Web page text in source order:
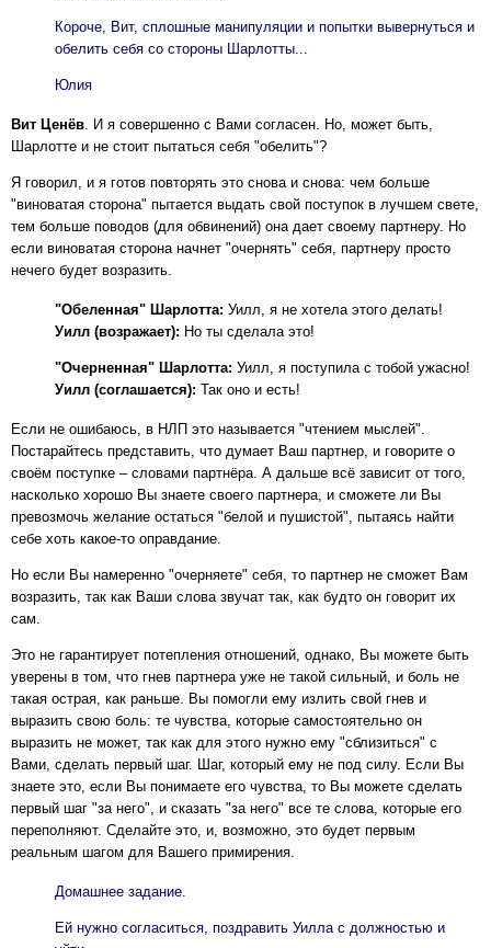
Короче, Вит, сплошные манипуляции и попытки вывернуться и
обелить себя со стороны Шарлотты...
Юлия
Вит Ценёв . И я совершенно с Вами согласен. Но, может быть,
Шарлотте и не стоит пытаться себя "обелить"?
Я говорил, и я готов повторять это снова и снова: чем больше
"виноватая сторона" пытается выдать свой поступок в лучшем свете,
тем больше поводов (для обвинений) она дает своему партнеру. Но
если виноватая сторона начнет "очернять" себя, партнеру просто
нечего будет возразить.
"Обеленная" Шарлотта: Уилл, я не хотела этого делать!
Уилл (возражает): Но ты сделала это!
"Очерненная" Шарлотта: Уилл, я поступила с тобой ужасно!
Уилл (соглашается): Так оно и есть!
Если не ошибаюсь, в НЛП это называется "чтением мыслей".
Постарайтесь представить, что думает Ваш партнер, и говорите о
своём поступке – словами партнёра. А дальше всё зависит от того,
насколько хорошо Вы знаете своего партнера, и сможете ли Вы
превозмочь желание остаться "белой и пушистой", пытаясь найти
себе хоть какое-то оправдание.
Но если Вы намеренно "очерняете" себя, то партнер не сможет Вам
возразить, так как Ваши слова звучат так, как будто он говорит их
сам.
Это не гарантирует потепления отношений, однако, Вы можете быть
уверены в том, что гнев партнера уже не такой сильный, и боль не
такая острая, как раньше. Вы помогли ему излить свой гнев и
выразить свою боль: те чувства, которые самостоятельно он
выразить не может, так как для этого нужно ему "сблизиться" с
Вами, сделать первый шаг. Шаг, который ему не под силу. Если Вы
знаете это, если Вы понимаете его чувства, то Вы можете сделать
первый шаг "за него", и сказать "за него" все те слова, которые его
переполняют. Сделайте это, и, возможно, это будет первым
реальным шагом для Вашего примирения.
Домашнее задание.
Ей нужно согласиться, поздравить Уилла с должностью и